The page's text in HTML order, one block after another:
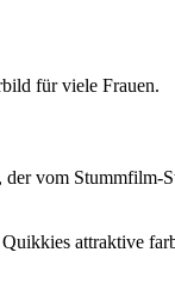
für viele Frauen.
vom
attraktive